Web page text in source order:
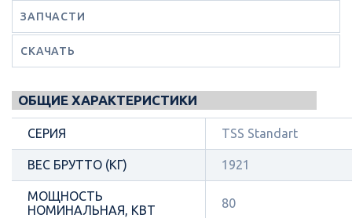
ЗАПЧАСТИ
СКАЧАТЬ
ОБЩИЕ ХАРАКТЕРИСТИКИ
СЕРИЯ TSS Standart
ВЕС БРУТТО (КГ) 1921
МОЩНОСТЬ
НОМИНАЛЬНАЯ, КВТ
80